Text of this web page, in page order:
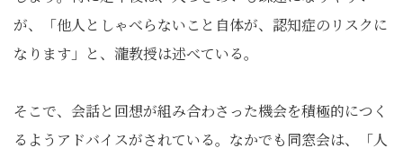
が、「他人としゃべらないこと自体が、認知症のリスクに
なります」と、瀧教授は述べている。
そこで、会話と回想が組み合わさった機会を積極的につく
るようアドバイスがされている。なかでも同窓会は、「人